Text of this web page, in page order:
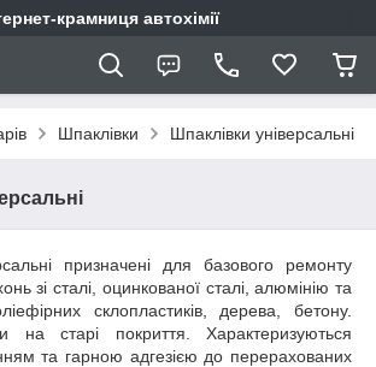
крамниця автохімії
Шпаклівки Шпаклівки універсальні
призначені для базового ремонту
зі сталі, оцинкованої сталі, алюмінію та
склопластиків, дерева, бетону.
на старі покриття. Характеризуються
та гарною адгезією до перерахованих